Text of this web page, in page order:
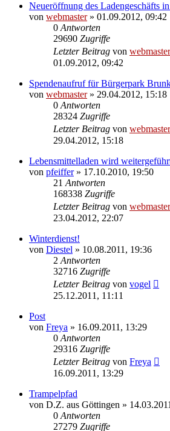
Neueröffnung des Ladengeschäfts
von webmaster» 01.09.2012, 09:42
0 Antworten
29690 Zugriffe
Letzter Beitrag von webmaster
01.09.2012, 09:42
Spendenaufruf für Bürgerpark
von webmaster» 29.04.2012, 15:18
0 Antworten
28324 Zugriffe
Letzter Beitrag von webmaster
29.04.2012, 15:18
Lebensmittelladen wird
von pfeiffer» 17.10.2010, 19:50
21 Antworten
168338 Zugriffe
Letzter Beitrag von webmaster
23.04.2012, 22:07
Winterdienst!
von Diestel » 10.08.2011, 19:36
2 Antworten
32716 Zugriffe
Letzter Beitrag von vogel
25.12.2011, 11:11
Post
von Freya » 16.09.2011, 13:29
0 Antworten
29316 Zugriffe
Letzter Beitrag von Freya
16.09.2011, 13:29
Trampelpfad
von D.Z. aus Göttingen »
0 Antworten
27279 Zugriffe